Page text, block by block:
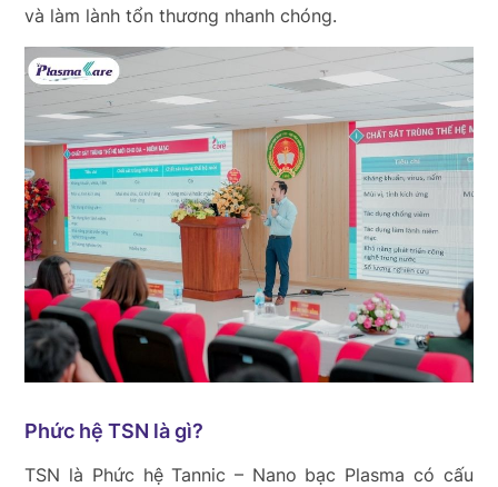
và làm lành tổn thương nhanh chóng.
Phức hệ TSN là gì?
TSN là Phức hệ Tannic – Nano bạc Plasma có cấu